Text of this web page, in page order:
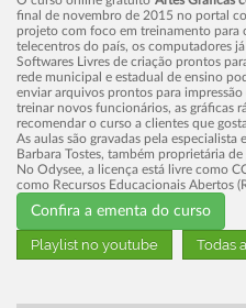
final de novembro de 2015 no portal
projeto com foco em treinamento para
telecentros do paí­s, os computadores
Softwares Livres de criação prontos
rede municipal e estadual de ensino
enviar arquivos prontos para
treinar novos funcionários, as gráficas
recomendar o curso a clientes que
As aulas são gravadas pela
Barbara Tostes, também proprietária
No Odysee, a licença está livre como
como Recursos Educacionais Abertos
Confira a ementa do curso
Playlist no youtube Todas